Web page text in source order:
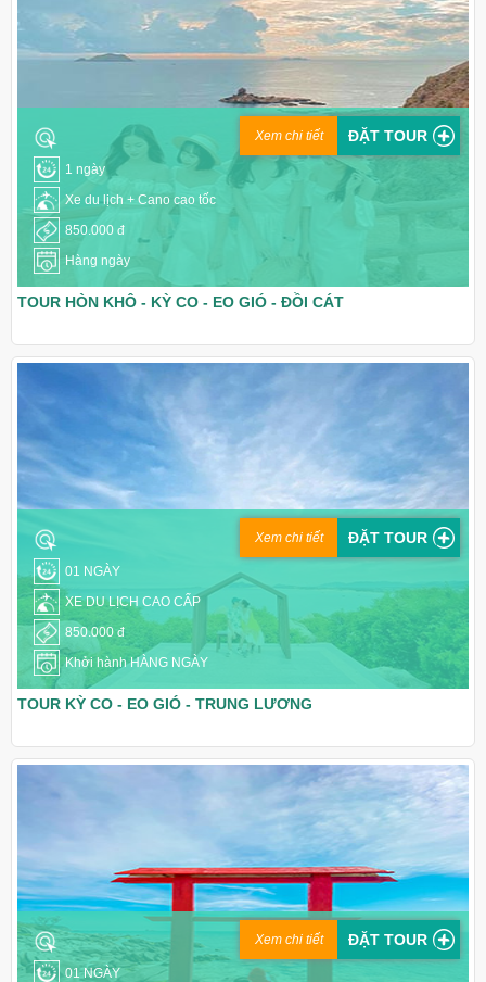
1 ngày
Xe du lịch + Cano cao tốc
850.000 đ
Hàng ngày
Xem chi tiết ĐẶT TOUR
TOUR HÒN KHÔ - KỲ CO - EO GIÓ - ĐỒI CÁT
01 NGÀY
XE DU LỊCH CAO CẤP
850.000 đ
Khởi hành HÀNG NGÀY
Xem chi tiết ĐẶT TOUR
TOUR KỲ CO - EO GIÓ - TRUNG LƯƠNG
01 NGÀY
Xem chi tiết ĐẶT TOUR